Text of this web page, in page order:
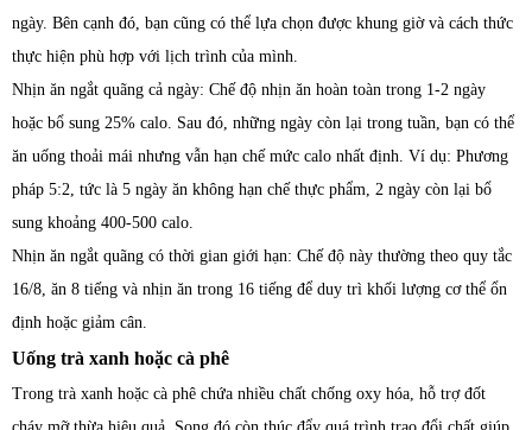
ngày. Bên cạnh đó, bạn cũng có thể lựa chọn được khung giờ và cách thức
thực hiện phù hợp với lịch trình của mình.
Nhịn ăn ngắt quãng cả ngày: Chế độ nhịn ăn hoàn toàn trong 1-2 ngày
hoặc bổ sung 25% calo. Sau đó, những ngày còn lại trong tuần, bạn có thể
ăn uống thoải mái nhưng vẫn hạn chế mức calo nhất định. Ví dụ: Phương
pháp 5:2, tức là 5 ngày ăn không hạn chế thực phẩm, 2 ngày còn lại bổ
sung khoảng 400-500 calo.
Nhịn ăn ngắt quãng có thời gian giới hạn: Chế độ này thường theo quy tắc
16/8, ăn 8 tiếng và nhịn ăn trong 16 tiếng để duy trì khối lượng cơ thể ổn
định hoặc giảm cân.
Uống trà xanh hoặc cà phê
Trong trà xanh hoặc cà phê chứa nhiều chất chống oxy hóa, hỗ trợ đốt